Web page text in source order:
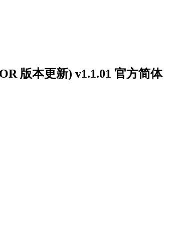
版本更新) v1.1.01 官方简体